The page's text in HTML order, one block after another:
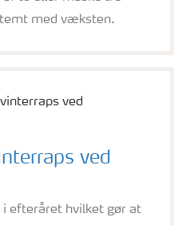
med væksten.
ved
efteråret hvilket gør at